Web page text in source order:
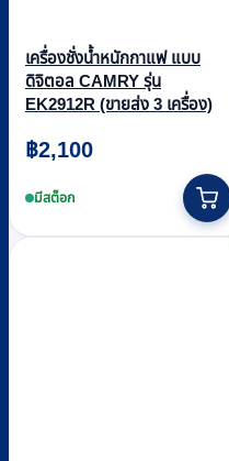
เครื่องชั่งน้ำหนักกาแฟ แบบ
ดิจิตอล CAMRY รุ่น
EK2912R (ขายส่ง 3 เครื่อง)
฿2,100
มีสต็อก